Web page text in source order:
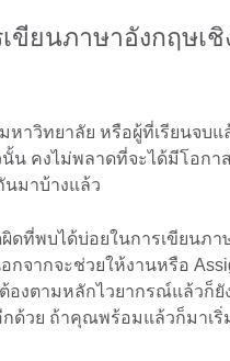
ยนภาษาอังกฤษเชิ
าวิทยาลัย หรือผู้ที่เรียนจบแ
น คงไม่พลาดที่จะได้มีโอกา
นมาบ้างแล้ว
ที่พบได้บ่อยในการเขียนภา
กจากจะช่วยให้งานหรือ
องตามหลักไวยากรณ์แล้วก็ยั
วย ถ้าคุณพร้อมแล้วก็มาเริ่